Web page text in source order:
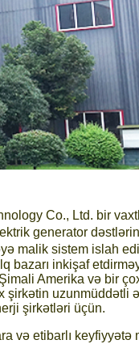
Co., Ltd. bir
generator
malik sistem islah
inkişaf
Amerika və bir
şirkətin uzunmüddətli
şirkətləri üçün.
və etibarlı keyfiyyətə